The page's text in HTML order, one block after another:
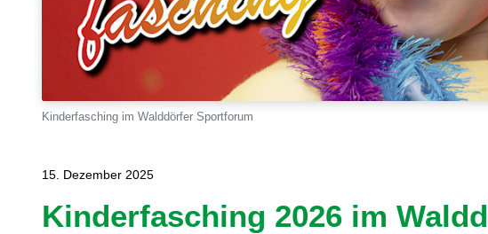
Kinderfasching im Walddörfer Sportforum
15. Dezember 2025
Kinderfasching 2026 im